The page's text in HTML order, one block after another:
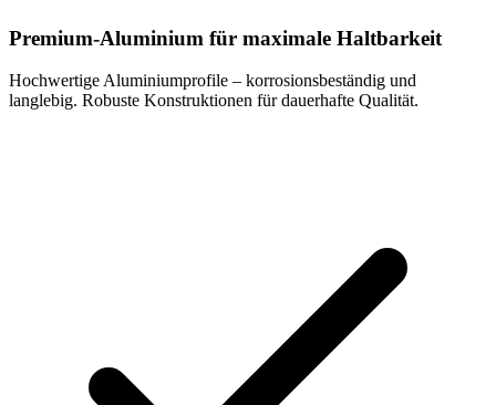
Premium-Aluminium für maximale Haltbarkeit
Hochwertige Aluminiumprofile – korrosionsbeständig und
langlebig. Robuste Konstruktionen für dauerhafte Qualität.